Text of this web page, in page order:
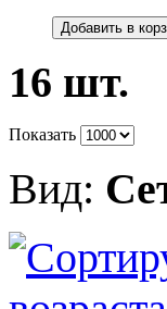
Добавить в
16 шт.
Показать
Вид: